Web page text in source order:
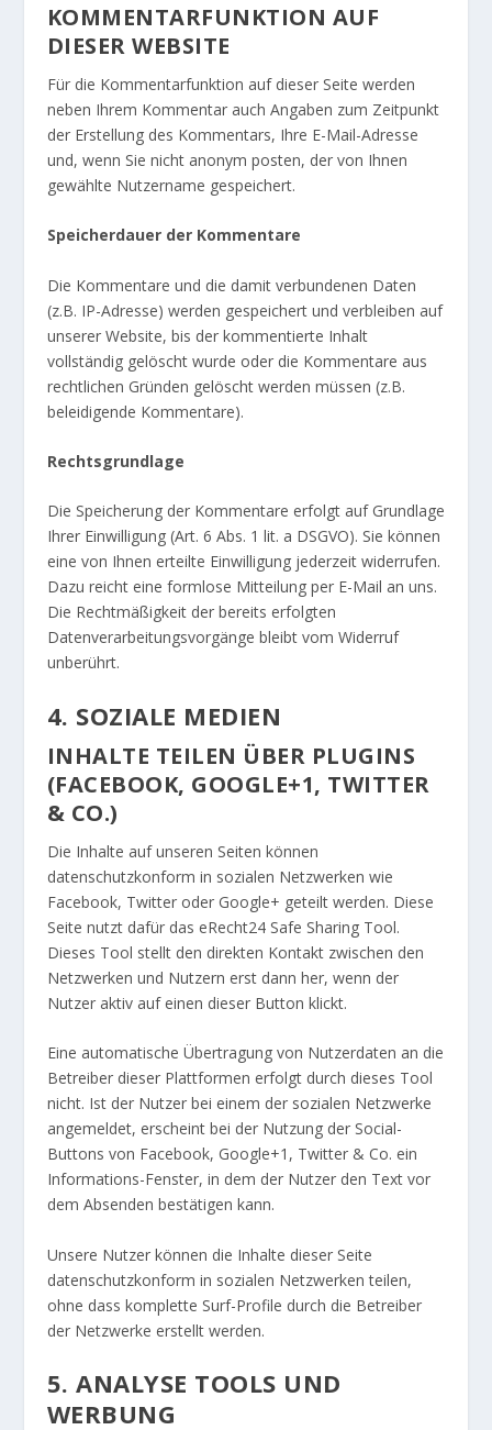
KOMMENTARFUNKTION AUF
DIESER WEBSITE
Für die Kommentarfunktion auf dieser Seite werden
neben Ihrem Kommentar auch Angaben zum Zeitpunkt
der Erstellung des Kommentars, Ihre E-Mail-Adresse
und, wenn Sie nicht anonym posten, der von Ihnen
gewählte Nutzername gespeichert.
Speicherdauer der Kommentare
Die Kommentare und die damit verbundenen Daten
(z.B. IP-Adresse) werden gespeichert und verbleiben auf
unserer Website, bis der kommentierte Inhalt
vollständig gelöscht wurde oder die Kommentare aus
rechtlichen Gründen gelöscht werden müssen (z.B.
beleidigende Kommentare).
Rechtsgrundlage
Die Speicherung der Kommentare erfolgt auf Grundlage
Ihrer Einwilligung (Art. 6 Abs. 1 lit. a DSGVO). Sie können
eine von Ihnen erteilte Einwilligung jederzeit widerrufen.
Dazu reicht eine formlose Mitteilung per E-Mail an uns.
Die Rechtmäßigkeit der bereits erfolgten
Datenverarbeitungsvorgänge bleibt vom Widerruf
unberührt.
4. SOZIALE MEDIEN
INHALTE TEILEN ÜBER PLUGINS
(FACEBOOK, GOOGLE+1, TWITTER
& CO.)
Die Inhalte auf unseren Seiten können
datenschutzkonform in sozialen Netzwerken wie
Facebook, Twitter oder Google+ geteilt werden. Diese
Seite nutzt dafür das eRecht24 Safe Sharing Tool.
Dieses Tool stellt den direkten Kontakt zwischen den
Netzwerken und Nutzern erst dann her, wenn der
Nutzer aktiv auf einen dieser Button klickt.
Eine automatische Übertragung von Nutzerdaten an die
Betreiber dieser Plattformen erfolgt durch dieses Tool
nicht. Ist der Nutzer bei einem der sozialen Netzwerke
angemeldet, erscheint bei der Nutzung der Social-
Buttons von Facebook, Google+1, Twitter & Co. ein
Informations-Fenster, in dem der Nutzer den Text vor
dem Absenden bestätigen kann.
Unsere Nutzer können die Inhalte dieser Seite
datenschutzkonform in sozialen Netzwerken teilen,
ohne dass komplette Surf-Profile durch die Betreiber
der Netzwerke erstellt werden.
5. ANALYSE TOOLS UND
WERBUNG